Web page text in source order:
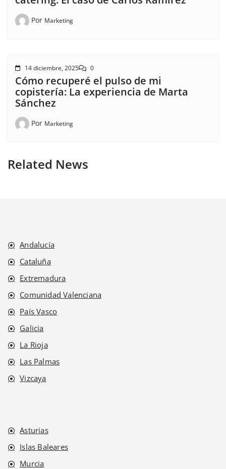
Related News
14 diciembre, 2025 0
Cómo recuperé el pulso de mi
copistería: La experiencia de Marta
Sánchez
Por Marketing
Por Marketing
Andalucía
Cataluña
Extremadura
Comunidad Valenciana
País Vasco
Galicia
La Rioja
Las Palmas
Vizcaya
Asturias
Islas Baleares
Murcia